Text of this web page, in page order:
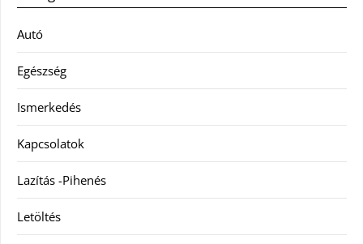
Autó
Egészség
Ismerkedés
Kapcsolatok
Lazítás -Pihenés
Letöltés